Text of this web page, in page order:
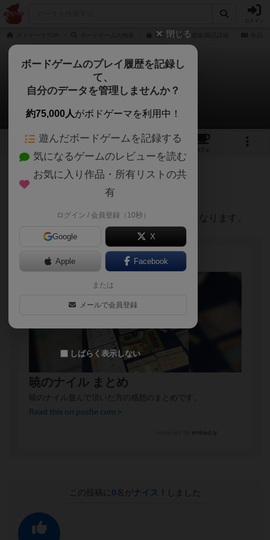
暁のナイルの通販/商品詳細
暁のナイル
chiyakazuhaさんのレビュー
6 2
カフェ
163名 0名 0 3年弱前
皆さんがXにポストしてくださったまとめになります。
この投稿に 0名がナイス！ しました
閉じる
ボードゲームのプレイ履歴を記録し
て、
自分のデータを管理しませんか？
約75,000人がボドゲーマを利用中！
遊んだボードゲームを記録する
気になるゲームのレビューを読む
お気に入り作品・所有リストの共
有
ログイン / 会員登録（10秒）
Google X
Apple Facebook
または
メールで会員登録
しばらく表示しない